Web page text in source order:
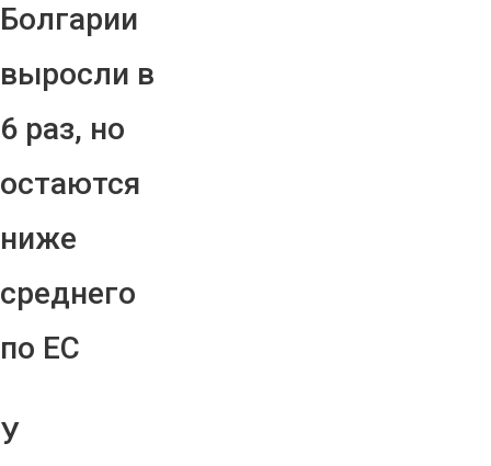
Болгарии
выросли в
6 раз, но
остаются
ниже
среднего
по ЕС
У